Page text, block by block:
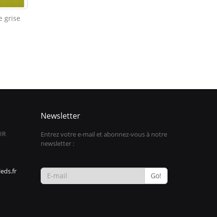
grise
Newsletter
Entrez votre e-mail et abonnez-vous à notre
newsletter :
Go!